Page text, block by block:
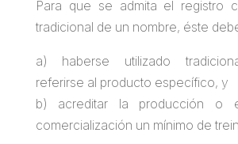
Para que se admita el registro
tradicional de un nombre, éste
a) haberse utilizado
referirse al producto específico, y
b) acreditar la producción o
comercialización un mínimo de